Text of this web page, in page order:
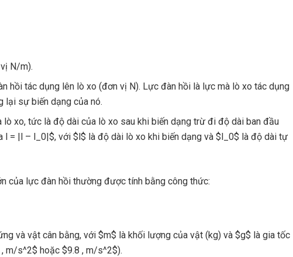
N/m).
hồi tác dụng lên lò xo (đơn vị N). Lực đàn hồi là lực mà lò xo tác dụng
lại sự biến dạng của nó.
xo, tức là độ dài của lò xo sau khi biến dạng trừ đi độ dài ban đầu
l = |l – l_0|$, với $l$ là độ dài lò xo khi biến dạng và $l_0$ là độ dài tự
của lực đàn hồi thường được tính bằng công thức:
và vật cân bằng, với $m$ là khối lượng của vật (kg) và $g$ là gia tốc
m/s^2$ hoặc $9.8 , m/s^2$).